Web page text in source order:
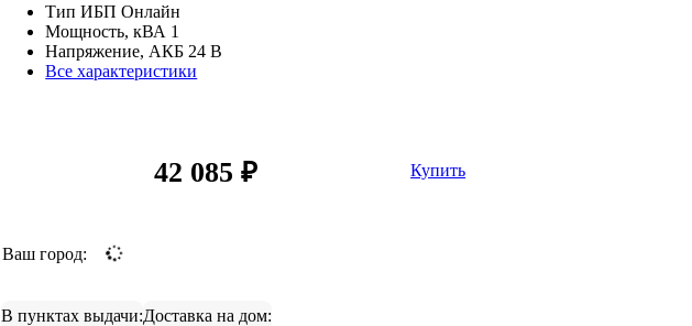
Тип ИБП Онлайн
Мощность, кВА 1
Напряжение, АКБ 24 В
Все характеристики
42 085 ₽ Купить
Ваш город:
В пунктах выдачи:Доставка на дом: